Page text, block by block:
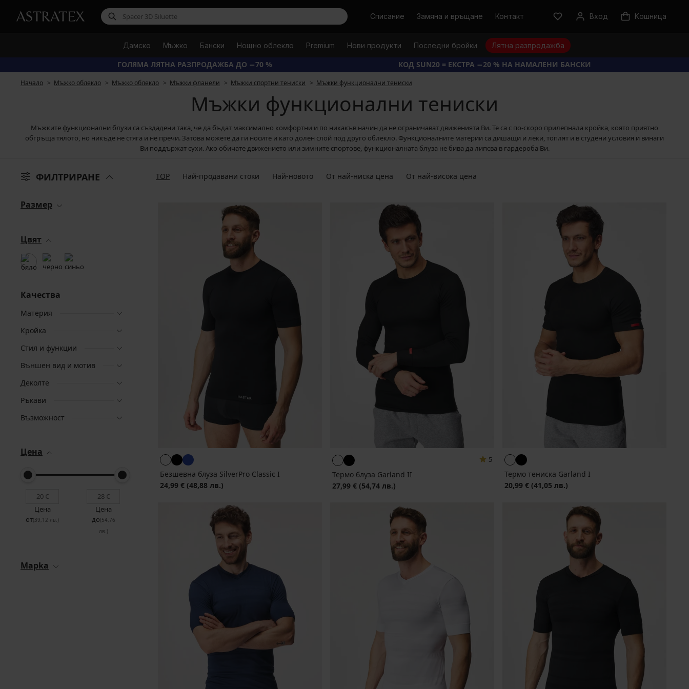
ТърсиСписание Замяна и връщане Контакт Вход Kошница
Дамско Мъжко Бански Нощно облекло Premium Нови продукти Последни бройки Лятна разпродажба
ГОЛЯМА ЛЯТНА РАЗПРОДАЖБА ДО −70 % КОД SUN20 = ЕКСТРА −20 % НА НАМАЛЕНИ БАНСКИ
Начало Мъжко облекло Мъжко облекло Мъжки фланели Мъжки спортни тениски Мъжки функционални тениски
Мъжки функционални тениски
Мъжките функционални блузи са създадени така, че да бъдат максимално комфортни и по никакъв начин да не ограничават движенията Ви. Те са с по-скоро прилепнала кройка, която приятно
обгръща тялото, но никъде не стяга и не пречи. Затова можете да ги носите и като долен слой под друго облекло. Функционалните материи са дишащи и леки, топлят и в студени условия и винаги
Ви поддържат сухи. Ако обичате движението или зимните спортове, функционалната блуза не бива да липсва в гардероба Ви.
ФИЛТРИРАНЕ TOP Най-продавани стоки Най-новото От най-ниска цена От най-висока цена
Размер
Цвят
Качества
Материя
Кройка
Стил и функции
Външен вид и мотив
Деколте
Ръкави
Възможност
Цена
Цена
от(39,12 лв.)
Цена
до(54,76
лв.)
Mapka
Безшевна блуза SilverPro Classic I
24,99 € (48,88 лв.)
5
Термо блуза Garland II
27,99 € (54,74 лв.)
Термо тениска Garland I
20,99 € (41,05 лв.)